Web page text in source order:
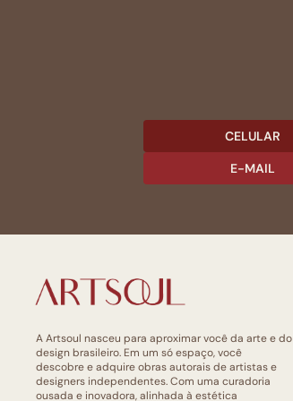
CELULAR
E-MAIL
A Artsoul nasceu para aproximar você da arte e do
design brasileiro. Em um só espaço, você
descobre e adquire obras autorais de artistas e
designers independentes. Com uma curadoria
ousada e inovadora, alinhada à estética